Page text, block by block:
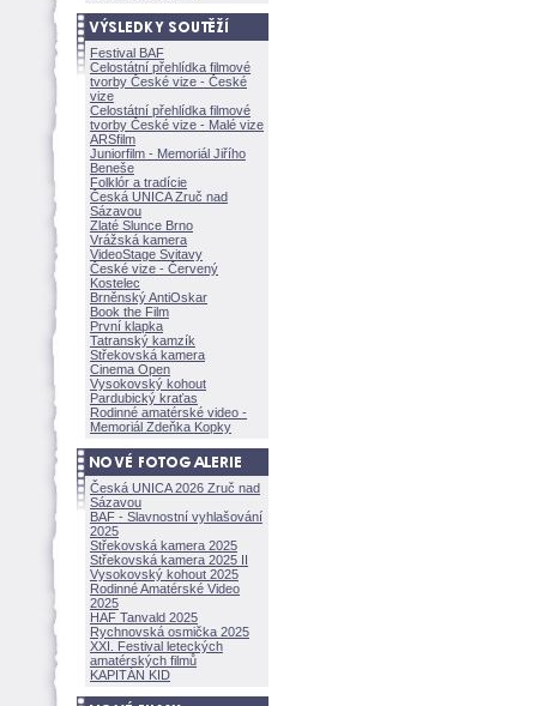
Festival BAF
Celostátní přehlídka filmové
tvorby České vize - České
vize
Celostátní přehlídka filmové
tvorby České vize - Malé vize
ARSfilm
Juniorfilm - Memoriál Jiřího
Beneše
Folklór a tradície
Česká UNICA Zruč nad
Sázavou
Zlaté Slunce Brno
Vrážská kamera
VideoStage Svitavy
České vize - Červený
Kostelec
Brněnský AntiOskar
Book the Film
První klapka
Tatranský kamzík
Střekovská kamera
Cinema Open
Vysokovský kohout
Pardubický kraťas
Rodinné amatérské video -
Memoriál Zdeňka Kopky
Česká UNICA 2026 Zruč nad
Sázavou
BAF - Slavnostní vyhlašování
2025
Střekovská kamera 2025
Střekovská kamera 2025 II
Vysokovský kohout 2025
Rodinné Amatérské Video
2025
HAF Tanvald 2025
Rychnovská osmička 2025
XXI. Festival leteckých
amatérských filmů
KAPITÁN KID